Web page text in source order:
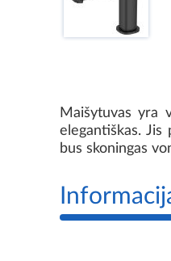
Maišytuvas yra
elegantiškas.
bus skoningas